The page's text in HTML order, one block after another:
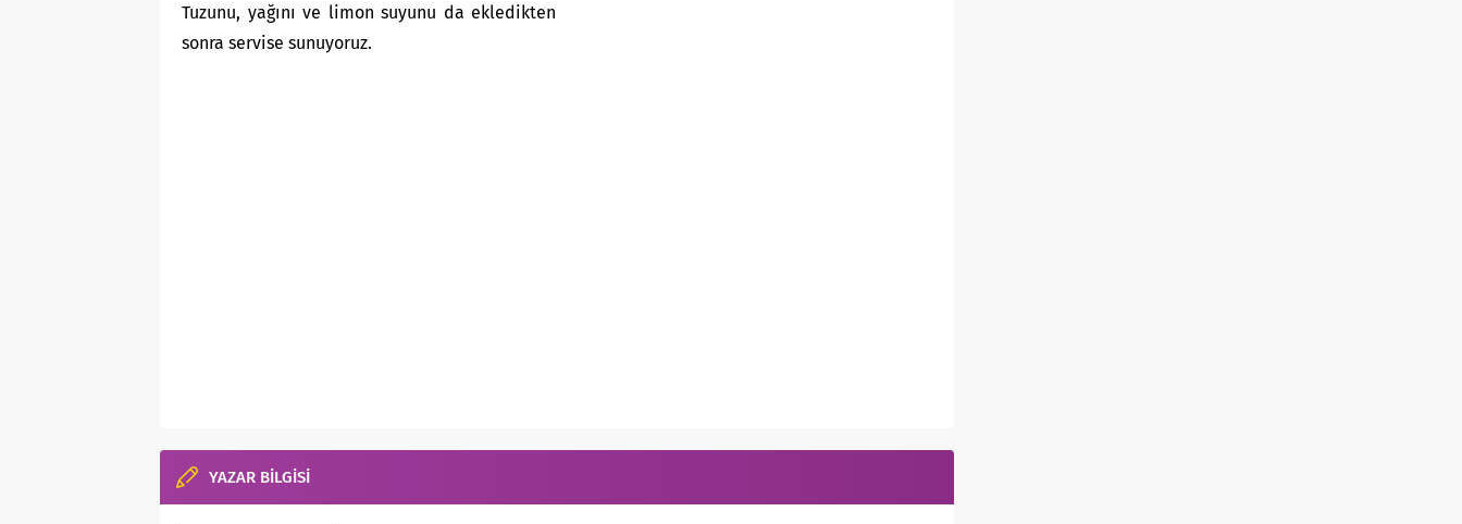
Tuzunu, yağını ve limon suyunu da ekledikten
sonra servise sunuyoruz.
YAZAR BİLGİSİ